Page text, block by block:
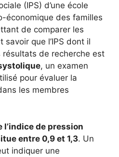
(IPS) d’une école
économique des familles
de comparer les
que l’IPS dont il
de recherche est
, un examen
pour évaluer la
les membres
l’indice de pression
entre 0,9 et 1,3. Un
indiquer une